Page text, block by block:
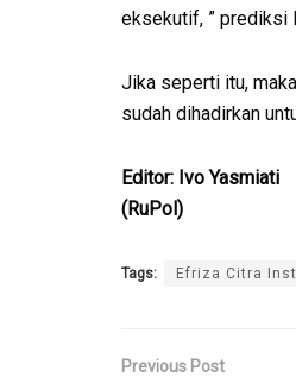
eksekutif, ” prediksi
Jika seperti itu,
sudah dihadirkan
Editor: Ivo Yasmiati
(RuPol)
Tags: Efriza Citra
Previous Post